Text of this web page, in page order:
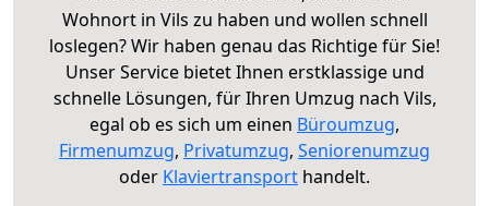
Wohnort in Vils zu haben und wollen schnell
loslegen? Wir haben genau das Richtige für Sie!
Unser Service bietet Ihnen erstklassige und
schnelle Lösungen, für Ihren Umzug nach Vils,
egal ob es sich um einen Büroumzug,
Firmenumzug, Privatumzug, Seniorenumzug
oder Klaviertransport handelt.